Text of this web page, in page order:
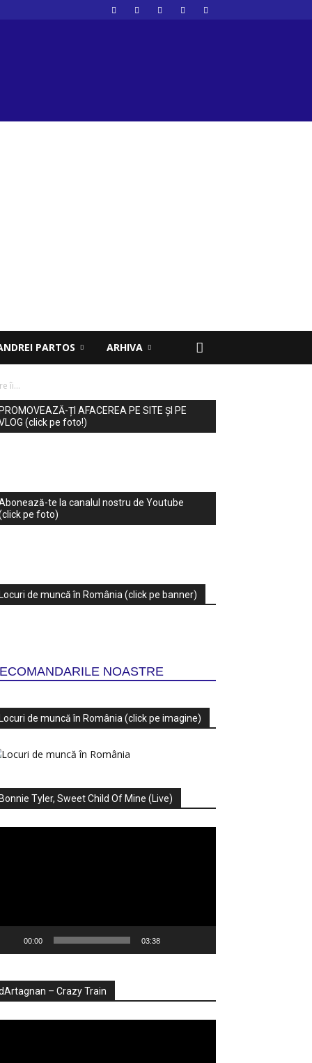
PARTOS ARHIVA
îi...
PROMOVEAZĂ-ȚI AFACEREA PE SITE ȘI PE
(click pe foto!)
te la canalul nostru de Youtube
pe foto)
Locuri de muncă în România (click pe banner)
NOASTRE
Locuri de muncă în România (click pe imagine)
Bonnie Tyler, Sweet Child Of Mine (Live)
00:00 03:38
– Crazy Train